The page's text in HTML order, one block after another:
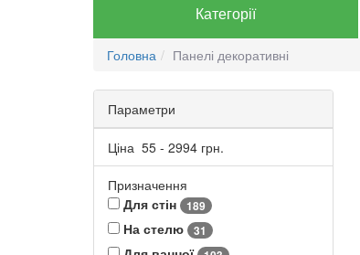
Категорії
Головна Панелі декоративні
Параметри
Ціна 55 - 2994 грн.
Призначення
Для стін
189
На стелю 31